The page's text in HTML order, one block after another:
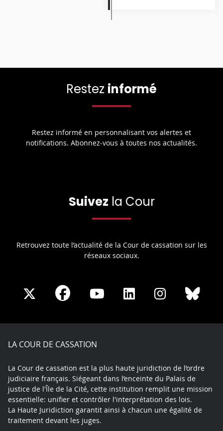
Restez informé
Restez informé en personnalisant vos alertes et
notifications. Abonnez-vous à toutes nos actualités.
Suivez la Cour
Retrouvez toute l’actualité de la Cour de cassation sur les
réseaux sociaux.
Share
X
Share
Facebook
Share
Youtube
Share
LinkedIn
Share
Instagram
LA COUR DE CASSATION
La Cour de cassation est la plus haute juridiction de l’ordre
judiciaire français. Siégeant dans l’enceinte du Palais de
justice de l'Île de la Cité, cette institution remplit une mission
essentielle: unifier et contrôler l'interprétation des lois.
La Haute Juridiction garantit ainsi à chacun une égalité de
traitement devant les juges.